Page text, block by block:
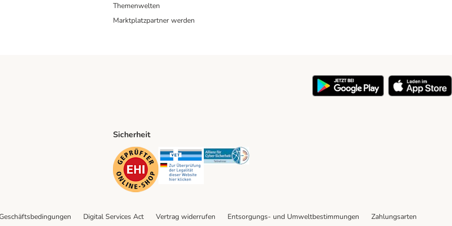
Themenwelten
Marktplatzpartner werden
Method
Sicherheit
Security Security Security
Digital Services Act Vertrag widerrufen Entsorgungs- und Umweltbestimmungen Zahlungsarten